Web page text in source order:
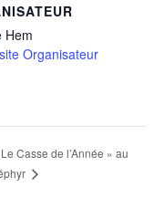
Hem
Organisateur
Le Casse de l’Année » au